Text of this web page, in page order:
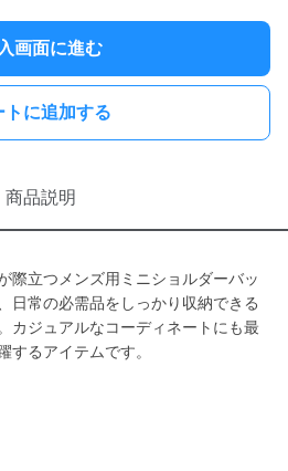
画面に進む
トに追加する
商品説明
際立つメンズ用ミニショルダーバッ
日常の必需品をしっかり収納できる
カジュアルなコーディネートにも最
するアイテムです。